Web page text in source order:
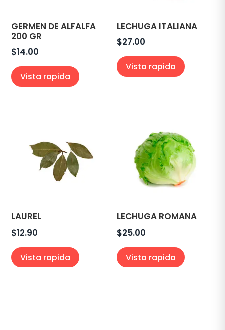
GERMEN DE ALFALFA
200 GR
$14.00
Vista rapida
LECHUGA ITALIANA
$27.00
Vista rapida
LAUREL
$12.90
Vista rapida
LECHUGA ROMANA
$25.00
Vista rapida